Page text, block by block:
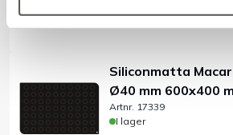
Siliconmatta
Ø40 mm 600x400
Artnr. 17339
I lager